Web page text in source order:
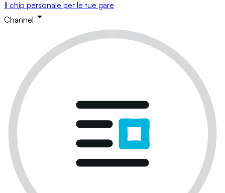
Il chip personale per le tue gare
Channel